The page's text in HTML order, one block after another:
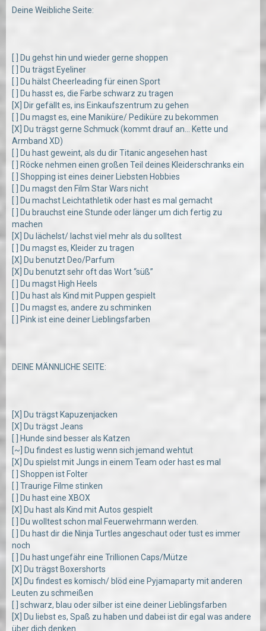
Deine Weibliche Seite:
[ ] Du gehst hin und wieder gerne shoppen
[ ] Du trägst Eyeliner
[ ] Du hälst Cheerleading für einen Sport
[ ] Du hasst es, die Farbe schwarz zu tragen
[X] Dir gefällt es, ins Einkaufszentrum zu gehen
[ ] Du magst es, eine Maniküre/ Pediküre zu bekommen
[X] Du trägst gerne Schmuck (kommt drauf an... Kette und
Armband XD)
[ ] Du hast geweint, als du dir Titanic angesehen hast
[ ] Röcke nehmen einen großen Teil deines Kleiderschranks ein
[ ] Shopping ist eines deiner Liebsten Hobbies
[ ] Du magst den Film Star Wars nicht
[ ] Du machst Leichtathletik oder hast es mal gemacht
[ ] Du brauchst eine Stunde oder länger um dich fertig zu
machen
[X] Du lächelst/ lachst viel mehr als du solltest
[ ] Du magst es, Kleider zu tragen
[X] Du benutzt Deo/Parfum
[X] Du benutzt sehr oft das Wort “süß”
[ ] Du magst High Heels
[ ] Du hast als Kind mit Puppen gespielt
[ ] Du magst es, andere zu schminken
[ ] Pink ist eine deiner Lieblingsfarben
DEINE MÄNNLICHE SEITE:
[X] Du trägst Kapuzenjacken
[X] Du trägst Jeans
[ ] Hunde sind besser als Katzen
[~] Du findest es lustig wenn sich jemand wehtut
[X] Du spielst mit Jungs in einem Team oder hast es mal
[ ] Shoppen ist Folter
[ ] Traurige Filme stinken
[ ] Du hast eine XBOX
[X] Du hast als Kind mit Autos gespielt
[ ] Du wolltest schon mal Feuerwehrmann werden.
[ ] Du hast dir die Ninja Turtles angeschaut oder tust es immer
noch
[ ] Du hast ungefähr eine Trillionen Caps/Mütze
[X] Du trägst Boxershorts
[X] Du findest es komisch/ blöd eine Pyjamaparty mit anderen
Leuten zu schmeißen
[ ] schwarz, blau oder silber ist eine deiner Lieblingsfarben
[X] Du liebst es, Spaß zu haben und dabei ist dir egal was andere
über dich denken.